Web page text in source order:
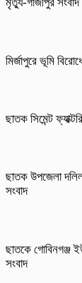
মৃত্যু-গাজীপুর সংবাদ
মির্জাপুরে ভূমি
ছাতক সিমেন্ট
ছাতক উপজেলা দলিল
সংবাদ
ছাতকে গোবিনগঞ্জ
সংবাদ